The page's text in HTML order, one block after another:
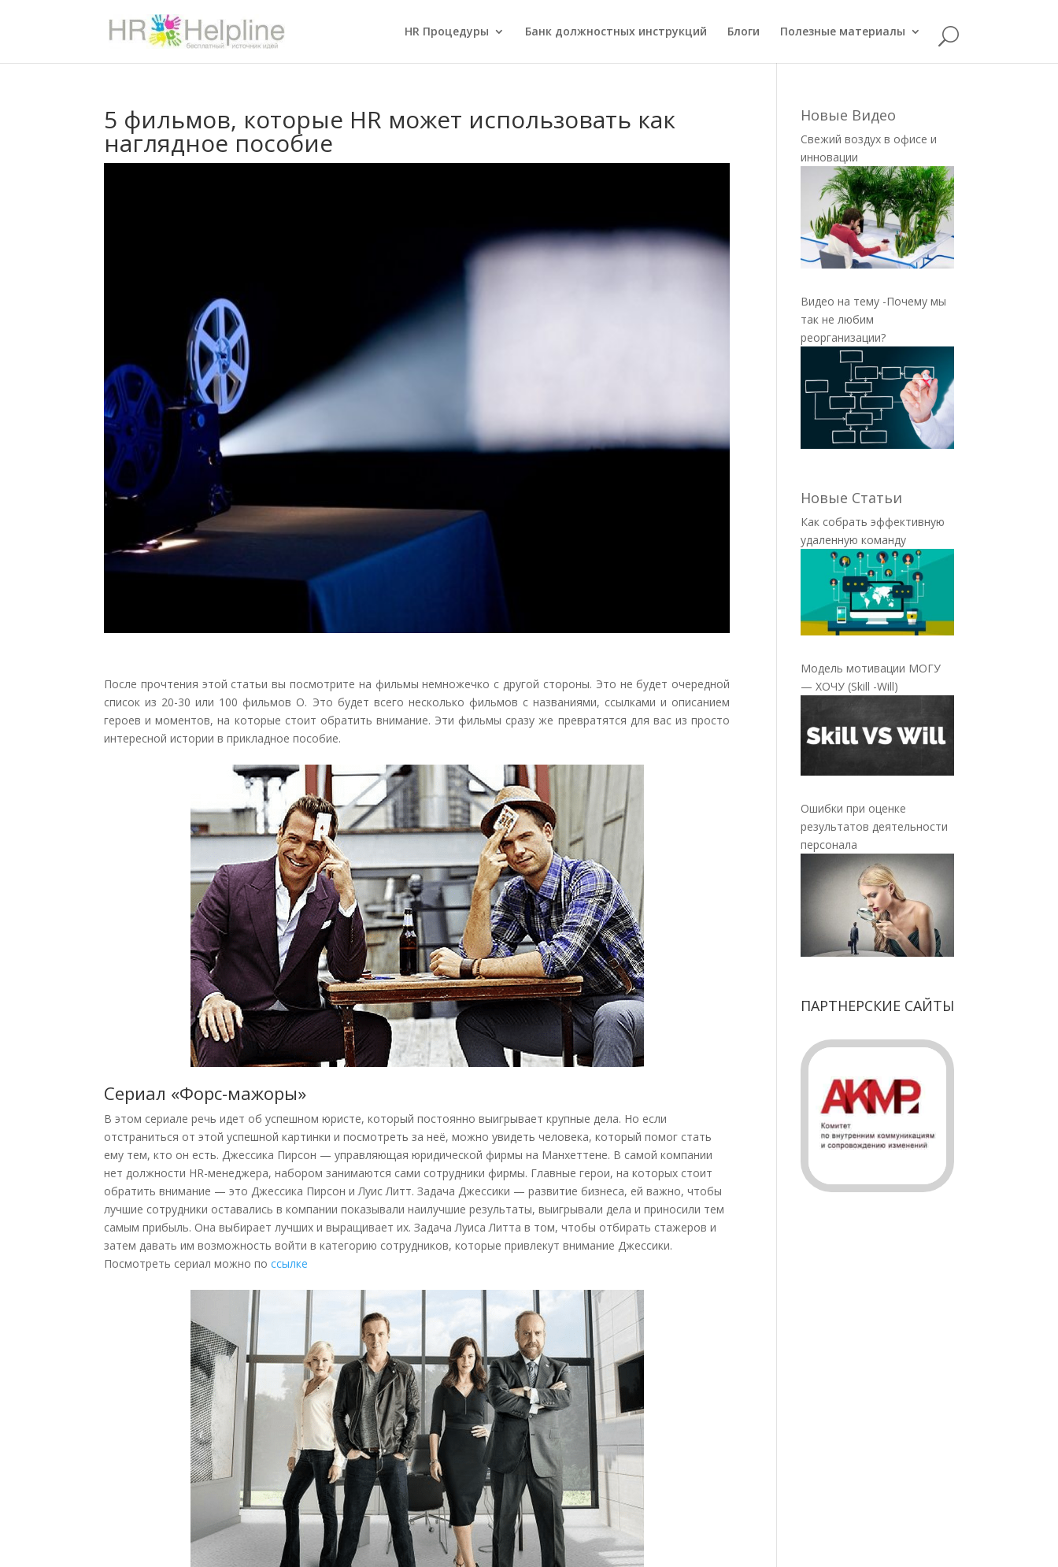
HR Процедуры Банк должностных инструкций Блоги Полезные материалы
5 фильмов, которые HR может использовать как
наглядное пособие
После прочтения этой статьи вы посмотрите на фильмы немножечко с другой стороны. Это не будет очередной
список из 20-30 или 100 фильмов О. Это будет всего несколько фильмов с названиями, ссылками и описанием
героев и моментов, на которые стоит обратить внимание. Эти фильмы сразу же превратятся для вас из просто
интересной истории в прикладное пособие.
Сериал «Форс-мажоры»
В этом сериале речь идет об успешном юристе, который постоянно выигрывает крупные дела. Но если
отстраниться от этой успешной картинки и посмотреть за неё, можно увидеть человека, который помог стать
ему тем, кто он есть. Джессика Пирсон — управляющая юридической фирмы на Манхеттене. В самой компании
нет должности HR-менеджера, набором занимаются сами сотрудники фирмы. Главные герои, на которых стоит
обратить внимание — это Джессика Пирсон и Луис Литт. Задача Джессики — развитие бизнеса, ей важно, чтобы
лучшие сотрудники оставались в компании показывали наилучшие результаты, выигрывали дела и приносили тем
самым прибыль. Она выбирает лучших и выращивает их. Задача Луиса Литта в том, чтобы отбирать стажеров и
затем давать им возможность войти в категорию сотрудников, которые привлекут внимание Джессики.
Посмотреть сериал можно по ссылке
Новые Видео
Свежий воздух в офисе и
инновации
Видео на тему -Почему мы
так не любим
реорганизации?
Новые Статьи
Как собрать эффективную
удаленную команду
Модель мотивации МОГУ
— ХОЧУ (Skill -Will)
Ошибки при оценке
результатов деятельности
персонала
ПАРТНЕРСКИЕ САЙТЫ